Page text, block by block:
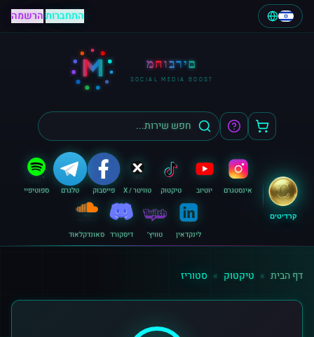
התחברות|הרשמה
M מחוברים
SOCIAL MEDIA BOOST
קרדיטים
אינסטגרם יוטיוב טיקטוק טוויטר / X פייסבוק טלגרם ספוטיפיי
לינקדאין טוויץ׳ דיסקורד סאונדקלאוד
דף הבית » טיקטוק » סטוריז